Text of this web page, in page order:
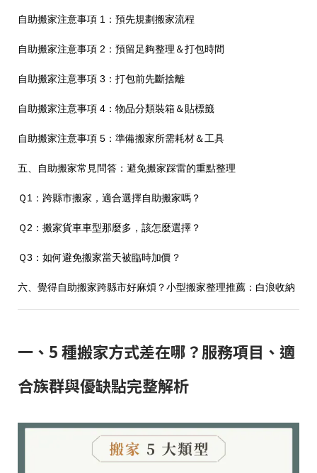
自助搬家注意事項 1：預先規劃搬家流程
自助搬家注意事項 2：預留足夠整理＆打包時間
自助搬家注意事項 3：打包前先斷捨離
自助搬家注意事項 4：物品分類裝箱＆貼標籤
自助搬家注意事項 5：準備搬家所需耗材＆工具
五、自助搬家常見問答：避免搬家踩雷的重點整理
Ｑ1：跨縣市搬家，適合選擇自助搬家嗎？
Ｑ2：搬家貨車車型那麼多，該怎麼選擇？
Ｑ3：如何避免搬家當天被臨時加價？
六、覺得自助搬家跨縣市好麻煩？小型搬家整理推薦：白浪收納
一、5 種搬家方式差在哪？服務項目、適
合族群與優缺點完整解析